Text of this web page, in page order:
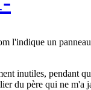
l'indique un
inutiles, pendant
du père qui ne m'a